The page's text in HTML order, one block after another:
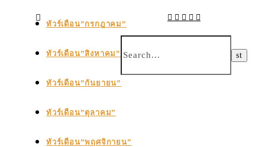
ทัวร์เดือน”กรกฎาคม”
ทัวร์เดือน”สิงหาคม”
ทัวร์เดือน”กันยายน”
ทัวร์เดือน”ตุลาคม”
ทัวร์เดือน”พฤศจิกายน”